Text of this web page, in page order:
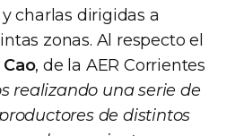
charlas dirigidas a
zonas. Al respecto el
, de la AER Corrientes
realizando una serie de
de distintos